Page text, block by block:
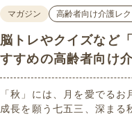
マガジン 高齢者向け介護レ
脳トレやクイズなど
すすめの高齢者向け
材
「秋」には、月を愛でるお
成長を願う七五三、深まる